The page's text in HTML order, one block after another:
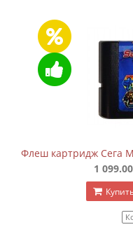
Флеш картридж Сега
1